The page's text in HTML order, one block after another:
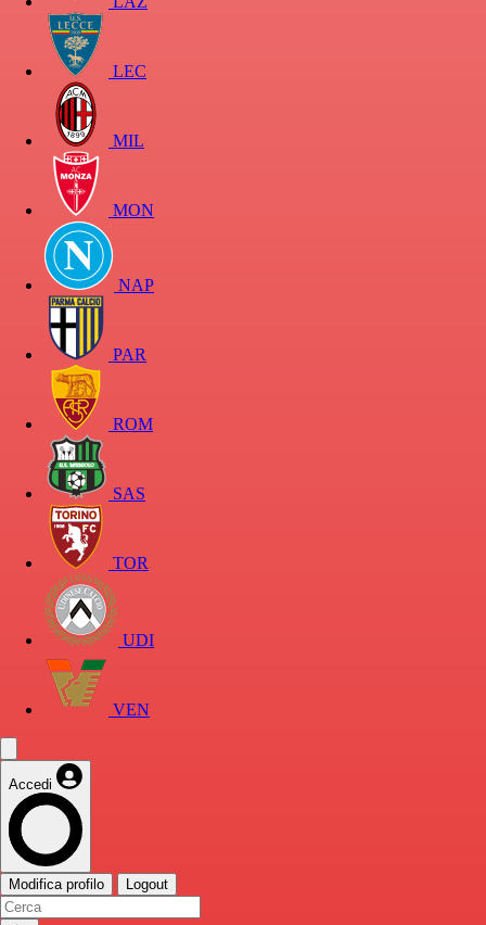
LEC
MIL
MON
NAP
PAR
ROM
SAS
TOR
UDI
VEN
Accedi
Modifica profilo Logout